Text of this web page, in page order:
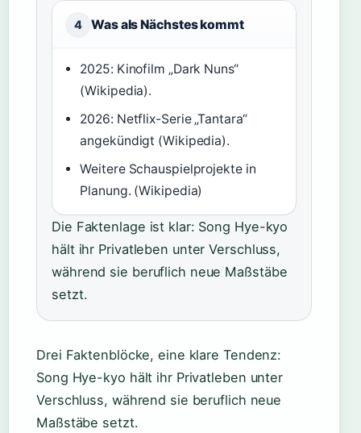
4 Was als Nächstes kommt
2025: Kinofilm „Dark Nuns“
(Wikipedia).
2026: Netflix-Serie „Tantara“
angekündigt (Wikipedia).
Weitere Schauspielprojekte in
Planung. (Wikipedia)
Die Faktenlage ist klar: Song Hye-kyo
hält ihr Privatleben unter Verschluss,
während sie beruflich neue Maßstäbe
setzt.
Drei Faktenblöcke, eine klare Tendenz:
Song Hye-kyo hält ihr Privatleben unter
Verschluss, während sie beruflich neue
Maßstäbe setzt.